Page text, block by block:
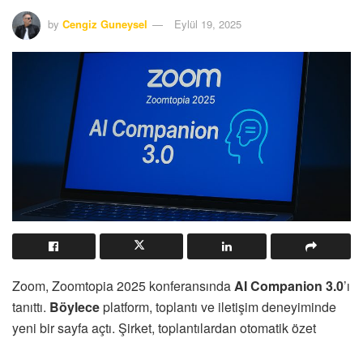
by Cengiz Guneysel Eylül 19, 2025
Zoom, Zoomtopia 2025 konferansındaAI Companion 3.0’ı
tanıttı. Böyleceplatform, toplantı ve iletişim deneyiminde
yeni bir sayfa açtı. Şirket, toplantılardan otomatik özet